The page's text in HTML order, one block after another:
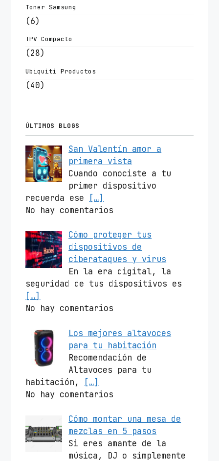
Toner Samsung
(6)
TPV Compacto
(28)
Ubiquiti Productos
(40)
ÚLTIMOS BLOGS
San Valentín amor a
primera vista
Cuando conociste a tu
primer dispositivo
recuerda ese
[…]
No hay comentarios
Cómo proteger tus
dispositivos de
ciberataques y virus
En la era digital, la
seguridad de tus dispositivos es
[…]
No hay comentarios
Los mejores altavoces
para tu habitación
Recomendación de
Altavoces para tu
habitación,
[…]
No hay comentarios
Cómo montar una mesa de
mezclas en 5 pasos
Si eres amante de la
música, DJ o simplemente